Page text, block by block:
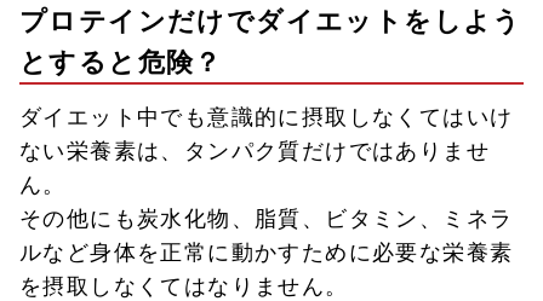
プロテインだけでダイエットをしよう
とすると危険？
ダイエット中でも意識的に摂取しなくてはいけ
ない栄養素は、タンパク質だけではありませ
ん。
その他にも炭水化物、脂質、ビタミン、ミネラ
ルなど身体を正常に動かすために必要な栄養素
を摂取しなくてはなりません。